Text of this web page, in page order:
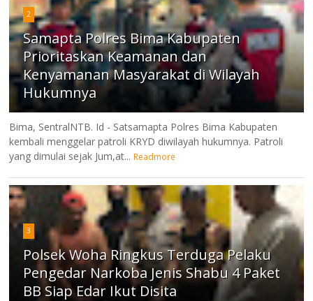
2
Samapta Polres Bima Kabupaten
Prioritaskan Keamanan dan
Kenyamanan Masyarakat di Wilayah
Hukumnya
Bima, SentralNTB. Id - Satsamapta Polres Bima Kabupaten
kembali menggelar patroli KRYD diwilayah hukumnya. Patroli
yang dimulai sejak Jum,at... Readmore
3
Polsek Woha Ringkus Terduga Pelaku
Pengedar Narkoba Jenis Shabu 4 Paket
BB Siap Edar Ikut Disita